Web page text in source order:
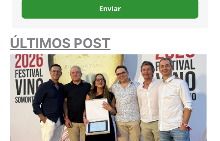
Enviar
ÚLTIMOS POST